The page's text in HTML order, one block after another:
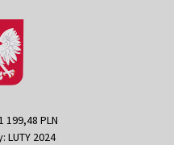
199,48 PLN
LUTY 2024